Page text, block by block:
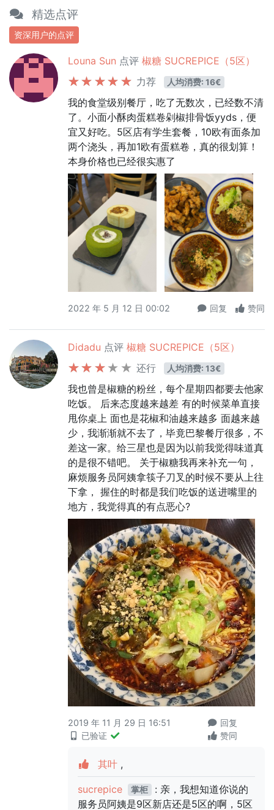
精选点评
资深用户的点评
Louna Sun 点评 椒糖 SUCREPICE（5区）
力荐
人均消费: 16€
我的食堂级别餐厅，吃了无数次，已经数不清
了。小面小酥肉蛋糕卷剁椒排骨饭yyds，便
宜又好吃。5区店有学生套餐，10欧有面条加
两个浇头，再加1欧有蛋糕卷，真的很划算！
本身价格也已经很实惠了
2022 年 5 月 12 日 00:02 回复 赞同
Didadu 点评 椒糖 SUCREPICE（5区）
还行
人均消费: 13€
我也曾是椒糖的粉丝，每个星期四都要去他家
吃饭。 后来态度越来越差 有的时候菜单直接
甩你桌上 面也是花椒和油越来越多 面越来越
少，我渐渐就不去了，毕竟巴黎餐厅很多，不
差这一家。给三星也是因为以前我觉得味道真
的是很不错吧。 关于椒糖我再来补充一句，
麻烦服务员阿姨拿筷子刀叉的时候不要从上往
下拿， 握住的时都是我们吃饭的送进嘴里的
地方，我觉得真的有点恶心?
2019 年 11 月 29 日 16:51
已验证
回复
赞同
其叶 ,
sucrepice 掌柜
: 亲，我想知道你说的
服务员阿姨是9区新店还是5区的啊，5区